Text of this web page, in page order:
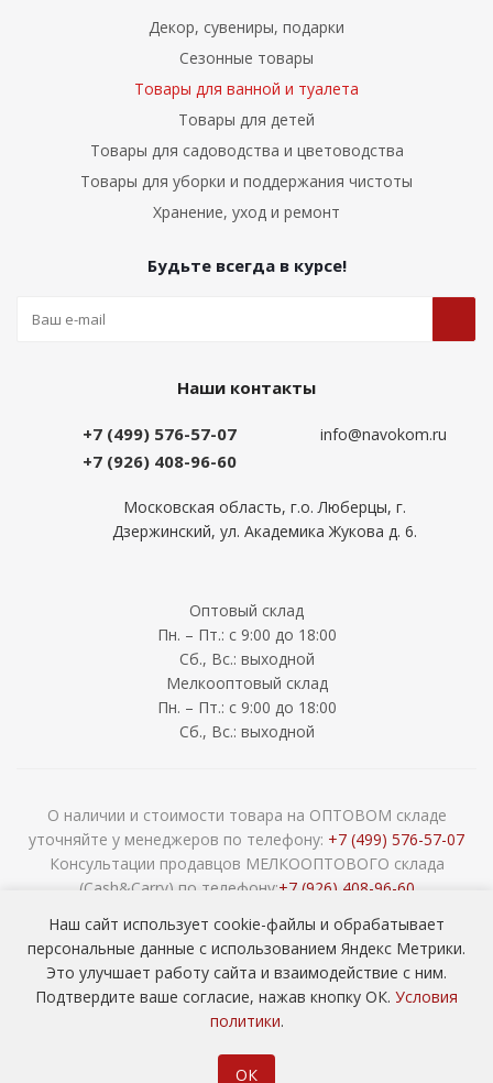
Декор, сувениры, подарки
Сезонные товары
Товары для ванной и туалета
Товары для детей
Товары для садоводства и цветоводства
Товары для уборки и поддержания чистоты
Хранение, уход и ремонт
Будьте всегда в курсе!
Наши контакты
+7 (499) 576-57-07
+7 (926) 408-96-60
info@navokom.ru
Московская область, г.о. Люберцы, г.
Дзержинский, ул. Академика Жукова д. 6.
Оптовый склад
Пн. – Пт.: с 9:00 до 18:00
Сб., Вс.: выходной
Мелкооптовый склад
Пн. – Пт.: с 9:00 до 18:00
Сб., Вс.: выходной
О наличии и стоимости товара на ОПТОВОМ складе
уточняйте у менеджеров по телефону: +7 (499) 576-57-07
Консультации продавцов МЕЛКООПТОВОГО склада
(Cash&Carry) по телефону:+7 (926) 408-96-60
сада ОПТОМ
Наш сайт использует cookie-файлы и обрабатывает
персональные данные с использованием Яндекс Метрики.
Это улучшает работу сайта и взаимодействие с ним.
Подтвердите ваше согласие, нажав кнопку ОК. Условия
политики.
ОК